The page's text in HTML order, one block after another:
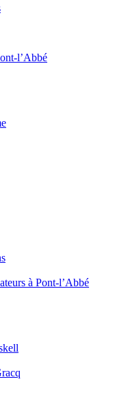
l’Abbé
à Pont-l’Abbé